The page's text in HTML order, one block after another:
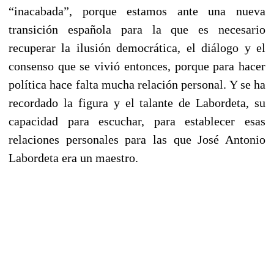
“inacabada”, porque estamos ante una nueva
transición española para la que es necesario
recuperar la ilusión democrática, el diálogo y el
consenso que se vivió entonces, porque para hacer
política hace falta mucha relación personal. Y se ha
recordado la figura y el talante de Labordeta, su
capacidad para escuchar, para establecer esas
relaciones personales para las que José Antonio
Labordeta era un maestro.